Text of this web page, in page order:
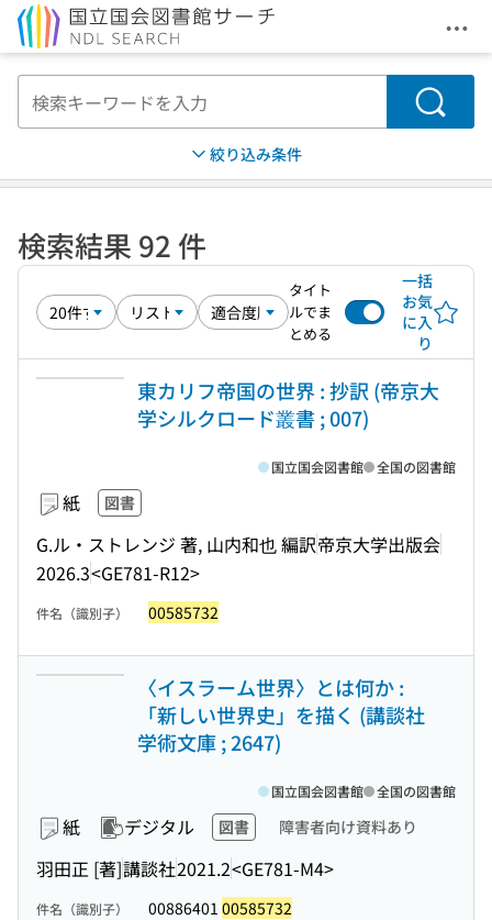
メ
検索
絞り込み条件
検索結果 92 件
タイト
ルでま
とめる
一括
お気
に入
り
東カリフ帝国の世界 : 抄訳 (帝京大
学シルクロード叢書 ; 007)
紙 図書
G.ル・ストレンジ 著, 山内和也 編訳帝京大学出版会
2026.3<GE781-R12>
国立国会図書館 全国の図書館
件名（識別子） 00585732
〈イスラーム世界〉とは何か :
「新しい世界史」を描く (講談社
学術文庫 ; 2647)
紙 デジタル 図書 障害者向け資料あり
羽田正 [著]講談社2021.2<GE781-M4>
国立国会図書館 全国の図書館
件名（識別子） 00886401 00585732